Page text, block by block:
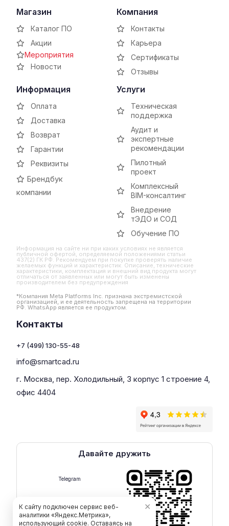
Магазин
Каталог ПО
Акции
Мероприятия
Новости
Компания
Контакты
Карьера
Сертификаты
Отзывы
Информация
Оплата
Доставка
Возврат
Гарантии
Реквизиты
Брендбук
компании
Услуги
Техническая
поддержка
Аудит и
экспертные
рекомендации
Пилотный
проект
Комплексный
BIM-консалтинг
Внедрение
тЭДО и СОД
Обучение ПО
Информация на сайте ни при каких условиях не является
публичной офертой, определяемой положениями статьи
437(2) ГК РФ. Рекомендуем при покупке проверять наличие
желаемых функций и характеристик. Описание, технические
характеристики, комплектация и внешний вид продукта могут
отличаться от заявленных или могут быть изменены
производителем без предупреждения
*Компания Meta Platforms Inc. признана экстремистской
организацией, и ее деятельность запрещена на территории
РФ. WhatsApp является ее продуктом.
Контакты
+7 (499) 130-55-48
info@smartcad.ru
г. Москва, пер. Холодильный, 3 корпус 1 строение 4,
офис 4404
Давайте дружить
Telegram
К сайту подключен сервис веб-
аналитики «Яндекс.Метрика»,
использующий cookie. Оставаясь на
✕